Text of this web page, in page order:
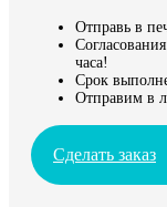
Отправь в
часа!
Срок
Отправим в
Сделать заказ